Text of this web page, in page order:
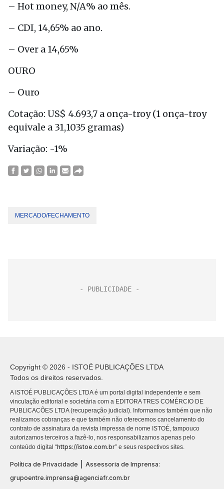
– Hot money, N/A% ao mês.
– CDI, 14,65% ao ano.
– Over a 14,65%
OURO
– Ouro
Cotação: US$ 4.693,7 a onça-troy (1 onça-troy
equivale a 31,1035 gramas)
Variação: -1%
MERCADO/FECHAMENTO
Copyright © 2026 - ISTOÉ PUBLICAÇÕES LTDA
Todos os direitos reservados.
A ISTOÉ PUBLICAÇÕES LTDA é um portal digital independente e sem
vinculação editorial e societária com a EDITORA TRES COMÉRCIO DE
PUBLICACÕES LTDA (recuperação judicial). Informamos também que não
realizamos cobranças e que também não oferecemos cancelamento do
contrato de assinatura da revista impressa de nome ISTOÉ, tampouco
autorizamos terceiros a fazê-lo, nos responsabilizamos apenas pelo
conteúdo digital “https://istoe.com.br” e seus respectivos sites.
Política de Privacidade
Assessoria de Imprensa:
grupoentre.imprensa@agenciafr.com.br